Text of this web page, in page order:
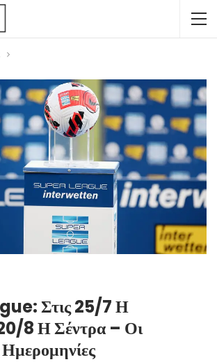
Στις 25/7 Η
8 Η Σέντρα – Οι